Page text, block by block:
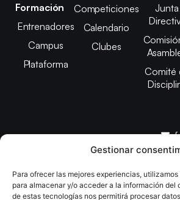
Gestionar
Para ofrecer las mejores experiencias,
para almacenar y/o acceder a la información del
de estas tecnologías nos permitirá procesar
Formación
Entrenadores
Campus
Plataforma
Competiciones
Calendario
Clubes
Junta
Comité
Copyright © 2025 Federación Madrileña
Desarrollado por